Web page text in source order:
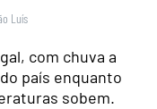
Luís
com chuva a
país enquanto
sobem.